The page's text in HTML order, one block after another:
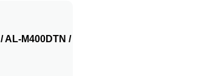
AL-M400DTN /